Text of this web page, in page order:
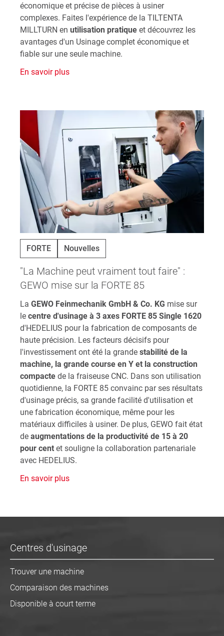
économique et précise de pièces à usiner
complexes. Faites l'expérience de la TILTENTA
MILLTURN en utilisation pratique et découvrez les
avantages d'un Usinage complet économique et
fiable sur une seule machine.
En savoir plus
FORTE Nouvelles
"La Machine peut vraiment tout faire" :
GEWO mise sur la FORTE 85
La GEWO Feinmechanik GmbH & Co. KG mise sur
le centre d'usinage à 3 axes FORTE 85 Single 1620
d'HEDELIUS pour la fabrication de composants de
haute précision. Les facteurs décisifs pour
l'investissement ont été la grande stabilité de la
machine, la grande course en Y et la construction
compacte de la fraiseuse CNC. Dans son utilisation
quotidienne, la FORTE 85 convainc par ses résultats
d'usinage précis, sa grande facilité d'utilisation et
une fabrication économique, même pour les
matériaux difficiles à usiner. De plus, GEWO fait état
de augmentations de la productivité de 15 à 20
pour cent et souligne la collaboration partenariale
avec HEDELIUS.
En savoir plus
Centres d'usinage
Trouver une machine
Comparaison des machines
Disponible à court terme